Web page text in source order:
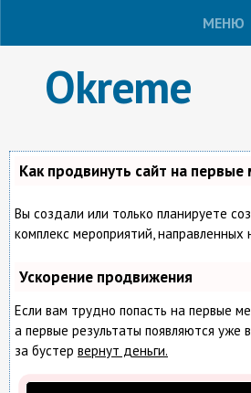
МЕНЮ
Okreme
Как продвинуть сайт на первые
Вы создали или только планируете
комплекс мероприятий,
Ускорение продвижения
Если вам трудно попасть на первые
а первые результаты появляются уже
за бустер вернут деньги.